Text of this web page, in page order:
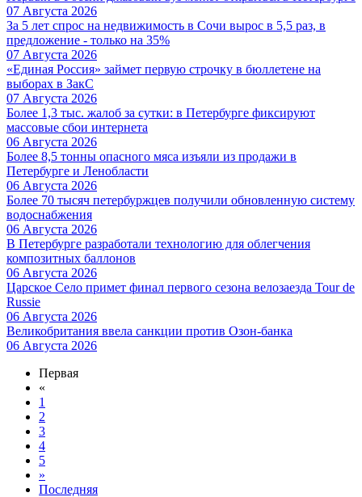
07 Августа 2026
За 5 лет спрос на недвижимость в Сочи вырос в 5,5 раз, в
предложение - только на 35%
07 Августа 2026
«Единая Россия» займет первую строчку в бюллетене на
выборах в ЗакС
07 Августа 2026
Более 1,3 тыс. жалоб за сутки: в Петербурге фиксируют
массовые сбои интернета
06 Августа 2026
Более 8,5 тонны опасного мяса изъяли из продажи в
Петербурге и Ленобласти
06 Августа 2026
Более 70 тысяч петербуржцев получили обновленную систему
водоснабжения
06 Августа 2026
В Петербурге разработали технологию для облегчения
композитных баллонов
06 Августа 2026
Царское Село примет финал первого сезона велозаезда Tour de
Russie
06 Августа 2026
Великобритания ввела санкции против Озон-банка
06 Августа 2026
Первая
«
1
2
3
4
5
»
Последняя